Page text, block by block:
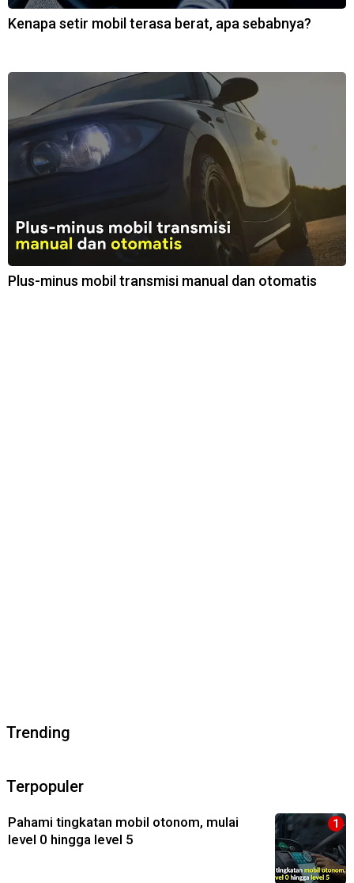
Kenapa setir mobil terasa berat, apa sebabnya?
Plus-minus mobil transmisi manual dan otomatis
Trending
Terpopuler
Pahami tingkatan mobil otonom, mulai
level 0 hingga level 5